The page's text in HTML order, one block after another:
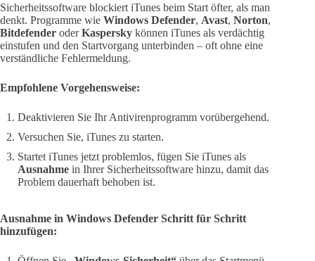
Sicherheitssoftware blockiert iTunes beim Start öfter, als man
denkt. Programme wie Windows Defender, Avast, Norton,
Bitdefender oderKaspersky können iTunes als verdächtig
einstufen und den Startvorgang unterbinden – oft ohne eine
verständliche Fehlermeldung.
Empfohlene Vorgehensweise:
Deaktivieren Sie Ihr Antivirenprogramm vorübergehend.
Versuchen Sie, iTunes zu starten.
Startet iTunes jetzt problemlos, fügen Sie iTunes als
Ausnahme in Ihrer Sicherheitssoftware hinzu, damit das
Problem dauerhaft behoben ist.
Ausnahme in Windows Defender Schritt für Schritt
hinzufügen: